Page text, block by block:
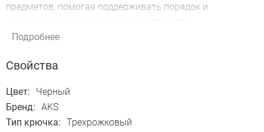
предметов, помогая поддерживать порядок и
Цвет – черный.
Крючок может использоваться как в гардеробных, так и
Он имеет изысканный дизайн, который сможет
добавить шарма практически любому интерьеру.
Крепится с помощью шурупов.
Подробнее
Свойства
Цвет:
Черный
Бренд: AKS
Тип крючка: Трехрожковый